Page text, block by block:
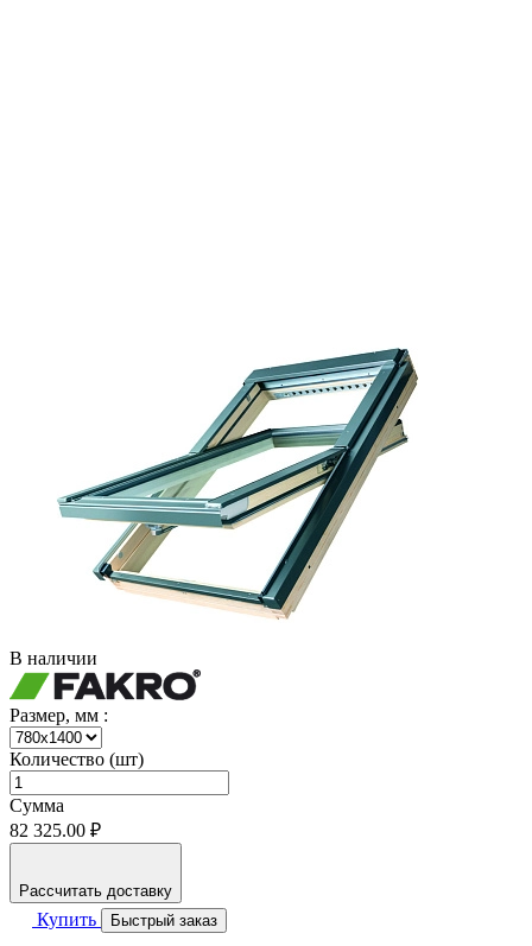
В наличии
Размер, мм :
Количество (шт)
Сумма
82 325.00 ₽
Рассчитать доставку
Купить Быстрый заказ